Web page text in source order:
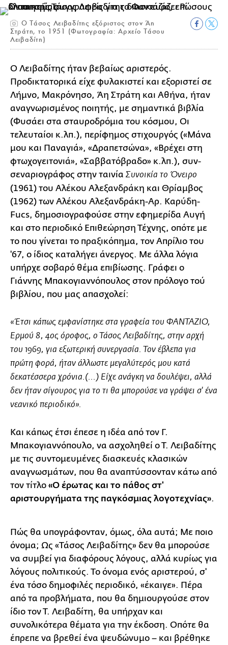
Ο Τάσος Λειβαδίτης εξόριστος στον Άη
Στράτη, το 1951 (Φωτογραφία: Αρχείο Τάσου
Λειβαδίτη)
Ο Λειβαδίτης ήταν βεβαίως αριστερός.
Προδικτατορικά είχε φυλακιστεί και εξοριστεί σε
Λήμνο, Μακρόνησο, Άη Στράτη και Αθήνα, ήταν
αναγνωρισμένος ποιητής, με σημαντικά βιβλία
(Φυσάει στα σταυροδρόμια του κόσμου, Οι
τελευταίοι κ.λπ.), περίφημος στιχουργός («Μάνα
μου και Παναγιά», «Δραπετσώνα», «Βρέχει στη
φτωχογειτονιά», «Σαββατόβραδο» κ.λπ.), συν-
σεναριογράφος στην ταινία Συνοικία το Όνειρο
(1961) του Αλέκου Αλεξανδράκη και Θρίαμβος
(1962) των Αλέκου Αλεξανδράκη-Αρ. Καρύδη-
Fucs, δημοσιογραφούσε στην εφημερίδα Αυγή
και στο περιοδικό Επιθεώρηση Τέχνης, οπότε με
το που γίνεται το πραξικόπημα, τον Απρίλιο του
'67, ο ίδιος καταλήγει άνεργος. Με άλλα λόγια
υπήρχε σοβαρό θέμα επιβίωσης. Γράφει ο
Γιάννης Μπακογιαννόπουλος στον πρόλογο τού
βιβλίου, που μας απασχολεί:
«Έτσι κάπως εμφανίστηκε στα γραφεία του ΦΑΝΤΑΖΙΟ,
Ερμού 8, 4ος όροφος, ο Τάσος Λειβαδίτης, στην αρχή
του 1969, για εξωτερική συνεργασία. Τον έβλεπα για
πρώτη φορά, ήταν άλλωστε μεγαλύτερός μου κατά
δεκατέσσερα χρόνια.(...) Είχε ανάγκη να δουλέψει, αλλά
δεν ήταν σίγουρος για το τι θα μπορούσε να γράψει σ' ένα
νεανικό περιοδικό».
Και κάπως έτσι έπεσε η ιδέα από τον Γ.
Μπακογιαννόπουλο, να ασχοληθεί ο Τ. Λειβαδίτης
με τις συντομευμένες διασκευές κλασικών
αναγνωσμάτων, που θα αναπτύσσονταν κάτω από
τον τίτλο «Ο έρωτας και το πάθος στ'
αριστουργήματα της παγκόσμιας λογοτεχνίας».
Πώς θα υπογράφονταν, όμως, όλα αυτά; Με ποιο
όνομα; Ως «Τάσος Λειβαδίτης» δεν θα μπορούσε
να συμβεί για διαφόρους λόγους, αλλά κυρίως για
λόγους πολιτικούς. Το όνομα ενός αριστερού, σ'
ένα τόσο δημοφιλές περιοδικό, «έκαιγε». Πέρα
από τα προβλήματα, που θα δημιουργούσε στον
ίδιο τον Τ. Λειβαδίτη, θα υπήρχαν και
συνολικότερα θέματα για την έκδοση. Οπότε θα
έπρεπε να βρεθεί ένα ψευδώνυμο – και βρέθηκε